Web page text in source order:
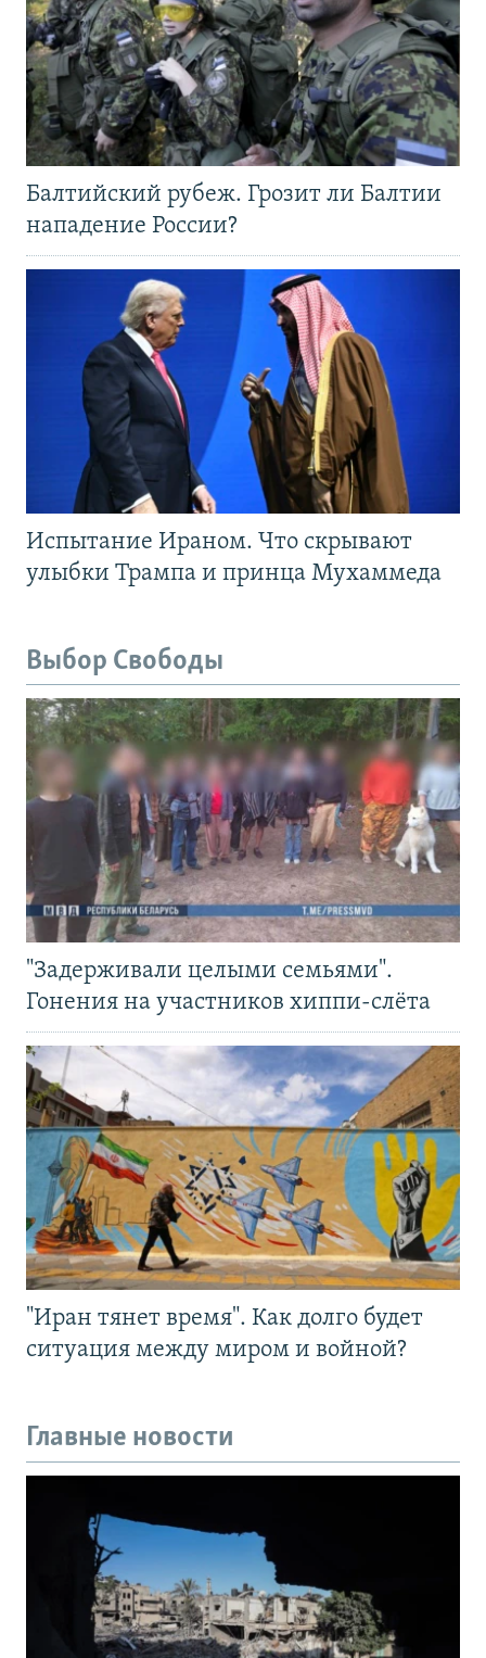
Балтийский рубеж. Грозит ли Балтии
нападение России?
Испытание Ираном. Что скрывают
улыбки Трампа и принца Мухаммеда
Выбор Свободы
"Задерживали целыми семьями".
Гонения на участников хиппи-слёта
"Иран тянет время". Как долго будет
ситуация между миром и войной?
Главные новости